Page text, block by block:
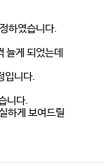
하였습니다.
늘게 되었는데
입니다.
니다.
하게 보여드릴